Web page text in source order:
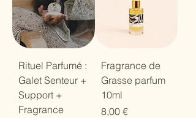
Rituel Parfumé :
Galet Senteur +
Support +
Fragrance
Fragrance de
Grasse parfum
10ml
Prix
8,00 €